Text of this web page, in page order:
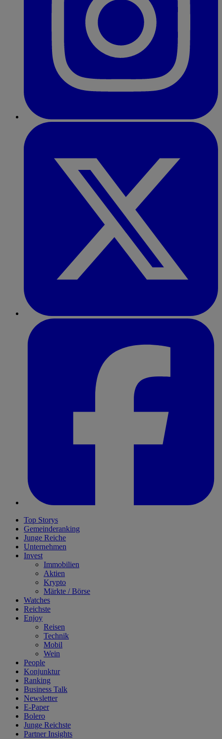
Top Storys
Gemeinderanking
Junge Reiche
Unternehmen
Invest
Immobilien
Aktien
Krypto
Märkte / Börse
Watches
Reichste
Enjoy
Reisen
Technik
Mobil
Wein
People
Konjunktur
Ranking
Business Talk
Newsletter
E-Paper
Bolero
Junge Reichste
Partner Insights